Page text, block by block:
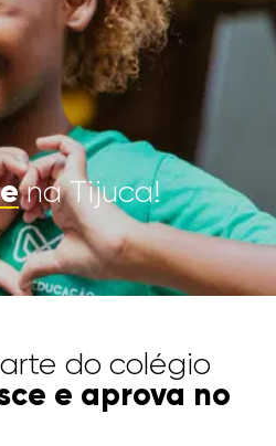
na Tijuca!
do colégio
e aprova no